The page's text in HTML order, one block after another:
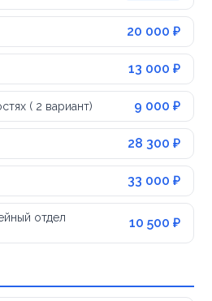
20 000 ₽
13 000 ₽
( 2 вариант) 9 000 ₽
28 300 ₽
33 000 ₽
отдел
10 500 ₽